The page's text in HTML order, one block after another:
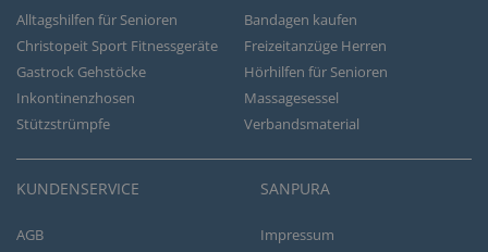
Alltagshilfen für Senioren
Bandagen kaufen
Christopeit Sport Fitnessgeräte
Freizeitanzüge Herren
Gastrock Gehstöcke
Hörhilfen für Senioren
Inkontinenzhosen
Massagesessel
Stützstrümpfe
Verbandsmaterial
KUNDENSERVICE
AGB
SANPURA
Impressum